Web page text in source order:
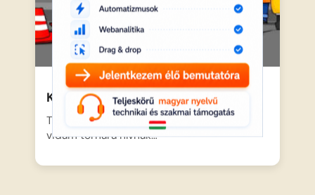
Kerekmese: Fej és vállak
Tomi és a barátai egy igazán átmozgató,
vidám tornára hívnak…